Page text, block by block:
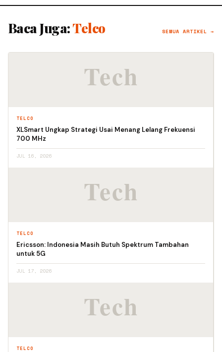
Baca Juga:Telco SEMUA ARTIKEL →
TELCO
XLSmart Ungkap Strategi Usai Menang Lelang Frekuensi
700 MHz
JUL 16, 2026
TELCO
Ericsson: Indonesia Masih Butuh Spektrum Tambahan
untuk 5G
JUL 17, 2026
TELCO